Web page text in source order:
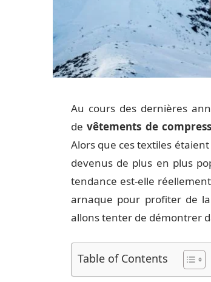
Au cours des dernières
devêtements de
Alors que ces textiles
devenus de plus en plus
tendance est-elle
arnaque pour profiter de
allons tenter de démontrer
Table of Contents